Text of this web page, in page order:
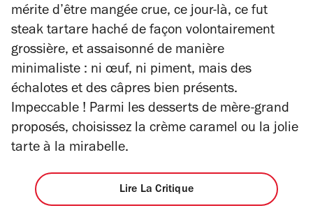
mérite d’être mangée crue, ce jour-là, ce fut
steak tartare haché de façon volontairement
grossière, et assaisonné de manière
minimaliste : ni œuf, ni piment, mais des
échalotes et des câpres bien présents.
Impeccable ! Parmi les desserts de mère-grand
proposés, choisissez la crème caramel ou la jolie
tarte à la mirabelle.
Lire La Critique